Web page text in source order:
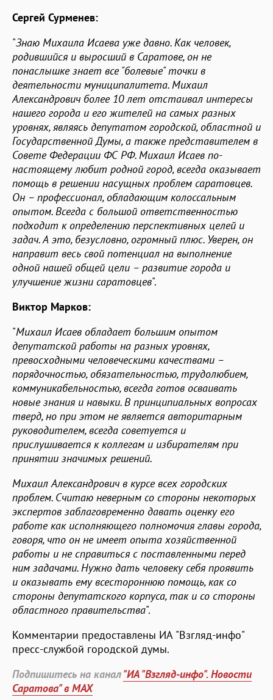
Сергей Сурменев:
"Знаю Михаила Исаева уже давно. Как человек,
родившийся и выросший в Саратове, он не
понаслышке знает все "болевые" точки в
деятельности муниципалитета. Михаил
Александрович более 10 лет отстаивал интересы
нашего города и его жителей на самых разных
уровнях, являясь депутатом городской, областной и
Государственной Думы, а также представителем в
Совете Федерации ФС РФ. Михаил Исаев по-
настоящему любит родной город, всегда оказывает
помощь в решении насущных проблем саратовцев.
Он – профессионал, обладающим колоссальным
опытом. Всегда с большой ответственностью
подходит к определению перспективных целей и
задач. А это, безусловно, огромный плюс. Уверен, он
направит весь свой потенциал на выполнение
одной нашей общей цели – развитие города и
улучшение жизни саратовцев".
Виктор Марков:
"Михаил Исаев обладает большим опытом
депутатской работы на разных уровнях,
превосходными человеческими качествами –
порядочностью, обязательностью, трудолюбием,
коммуникабельностью, всегда готов осваивать
новые знания и навыки. В принципиальных вопросах
тверд, но при этом не является авторитарным
руководителем, всегда советуется и
прислушивается к коллегам и избирателям при
принятии значимых решений.
Михаил Александрович в курсе всех городских
проблем. Считаю неверным со стороны некоторых
экспертов заблаговременно давать оценку его
работе как исполняющего полномочия главы города,
говоря, что он не имеет опыта хозяйственной
работы и не справиться с поставленными перед
ним задачами. Нужно дать человеку себя проявить
и оказывать ему всестороннюю помощь, как со
стороны депутатского корпуса, так и со стороны
областного правительства".
Комментарии предоставлены ИА "Взгляд-инфо"
пресс-службой городской думы.
Подпишитесь на канал"ИА "Взгляд-инфо". Новости
Саратова" в MAX